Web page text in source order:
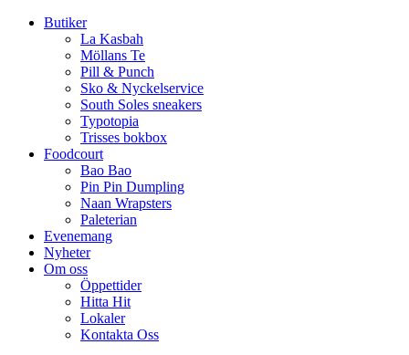
Butiker
La Kasbah
Möllans Te
Pill & Punch
Sko & Nyckelservice
South Soles sneakers
Typotopia
Trisses bokbox
Foodcourt
Bao Bao
Pin Pin Dumpling
Naan Wrapsters
Paleterian
Evenemang
Nyheter
Om oss
Öppettider
Hitta Hit
Lokaler
Kontakta Oss